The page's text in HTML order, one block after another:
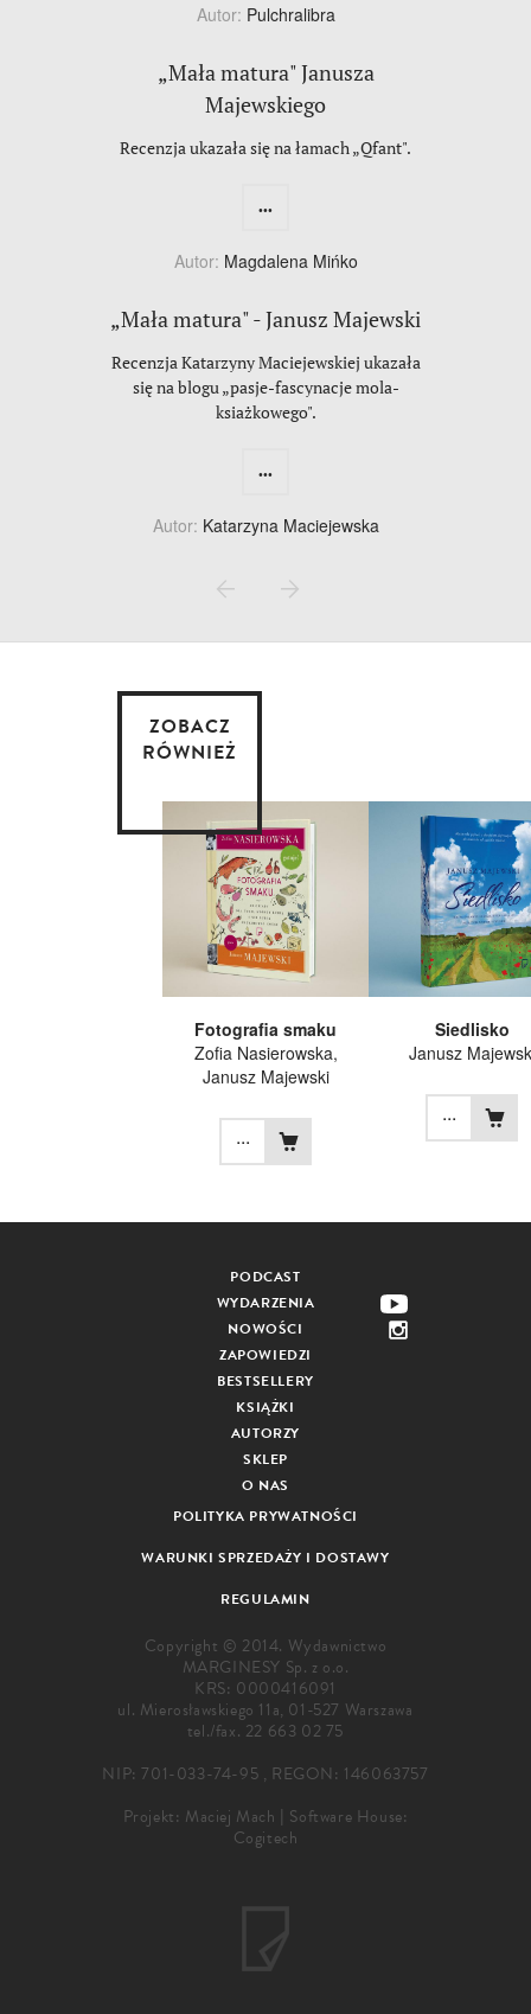
Autor: Pulchralibra
„Mała matura" Janusza
Majewskiego
Recenzja ukazała się na łamach „Qfant".
...
Autor: Magdalena Mińko
„Mała matura" - Janusz Majewski
Recenzja Katarzyny Maciejewskiej ukazała
się na blogu „pasje-fascynacje mola-
ksiażkowego".
...
Autor: Katarzyna Maciejewska
ZOBACZ
RÓWNIEŻ
Fotografia smaku
Zofia Nasierowska,
Janusz Majewski
...
Siedlisko
Janusz
...
PODCAST
WYDARZENIA
NOWOŚCI
ZAPOWIEDZI
BESTSELLERY
KSIĄŻKI
AUTORZY
SKLEP
O NAS
POLITYKA PRYWATNOŚCI
WARUNKI SPRZEDAŻY I DOSTAWY
REGULAMIN
Copyright © 2014. Wydawnictwo
MARGINESY Sp. z o.o.
KRS: 0000416091
ul. Mierosławskiego 11a, 01-527 Warszawa
tel./fax. 22 663 02 75
NIP: 701-033-74-95 , REGON: 146063757
Projekt: Maciej Mach | Software House:
Cogitech